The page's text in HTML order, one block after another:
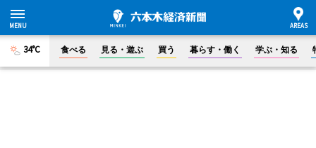
34°C 食べる 見る・遊ぶ 買う 暮らす・働く 学ぶ・知る